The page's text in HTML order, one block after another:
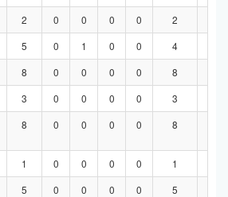
2 0 0 0 0 2
5 0 1 0 0 4
8 0 0 0 0 8
3 0 0 0 0 3
8 0 0 0 0 8
1 0 0 0 0 1
5 0 0 0 0 5